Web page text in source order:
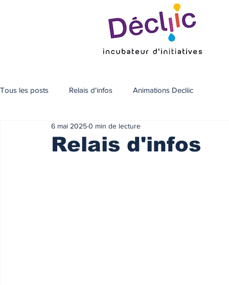
Tous les posts Relais d'infos Animations Decliic
Relais d'infos
6 mai 20250 min de lecture